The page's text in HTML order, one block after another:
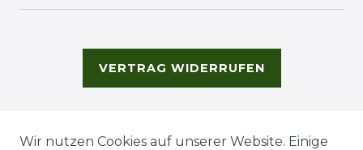
VERTRAG WIDERRUFEN
Wir nutzen Cookies auf unserer Website. Einige